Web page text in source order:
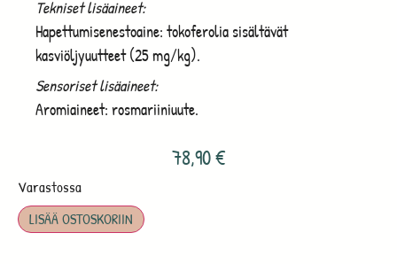
Tekniset lisäaineet:
Hapettumisenestoaine: tokoferolia sisältävät
kasviöljyuutteet(25 mg/kg).
Sensoriset lisäaineet:
Aromiaineet: rosmariiniuute.
78,90€
Varastossa
LISÄÄ OSTOSKORIIN